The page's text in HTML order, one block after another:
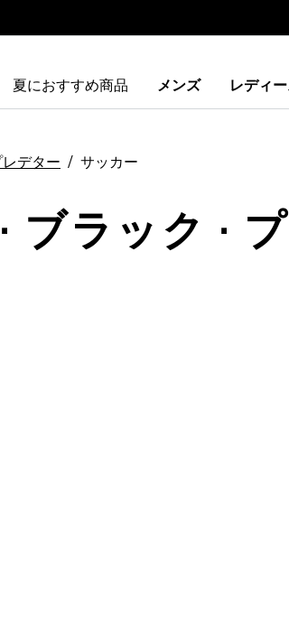
夏におすすめ商品 メンズ レディ
レデター サッカー
ブラック ·